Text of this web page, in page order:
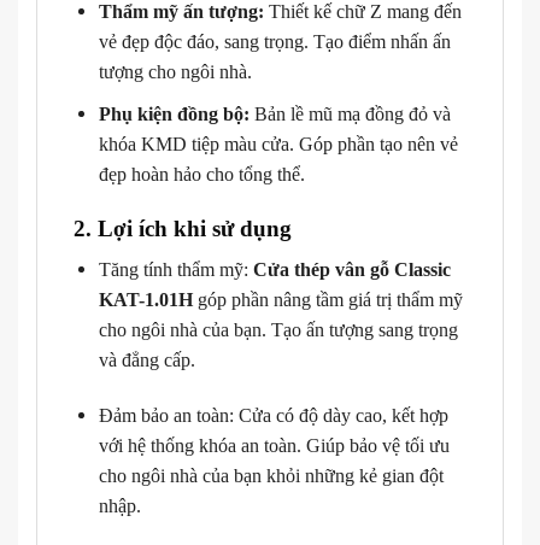
Thẩm mỹ ấn tượng: Thiết kế chữ Z mang đến
vẻ đẹp độc đáo, sang trọng. Tạo điểm nhấn ấn
tượng cho ngôi nhà.
Phụ kiện đồng bộ: Bản lề mũ mạ đồng đỏ và
khóa KMD tiệp màu cửa. Góp phần tạo nên vẻ
đẹp hoàn hảo cho tổng thể.
2. Lợi ích khi sử dụng
Tăng tính thẩm mỹ: Cửa thép vân gỗ Classic
KAT-1.01Hgóp phần nâng tầm giá trị thẩm mỹ
cho ngôi nhà của bạn. Tạo ấn tượng sang trọng
và đẳng cấp.
Đảm bảo an toàn: Cửa có độ dày cao, kết hợp
với hệ thống khóa an toàn. Giúp bảo vệ tối ưu
cho ngôi nhà của bạn khỏi những kẻ gian đột
nhập.